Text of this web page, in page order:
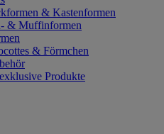
& Kastenformen
& Muffinformen
& Förmchen
Produkte